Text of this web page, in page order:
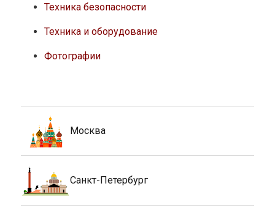
Техника безопасности
Техника и оборудование
Фотографии
Москва
Санкт-Петербург